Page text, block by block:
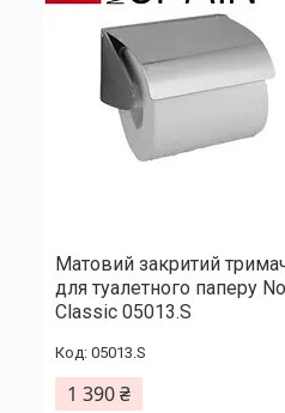
Матовий закритий
для туалетного паперу
Classic 05013.S
05013.S
1 390 ₴